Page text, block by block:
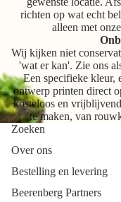
richten op wat echt
alleen met
Wij kijken niet
'wat er kan'. Zie ons
Een specifieke kleur,
ontwerp printen direct
kosteloos en
te maken, van
Zoeken
Over ons
Bestelling en levering
Beerenberg Partners